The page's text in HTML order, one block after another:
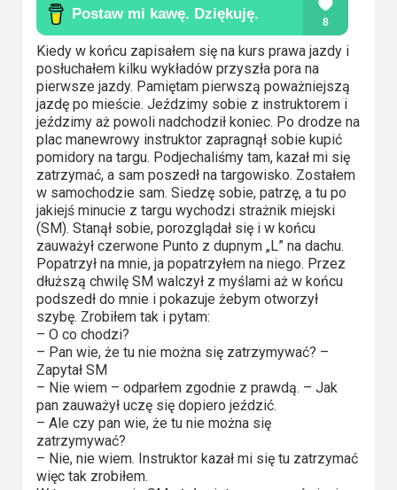
Kino
europejskie
Kino
polskie
Komedie
Korea
Południowa
Filmy
oparte
na
faktach
Thrillery
Streaming
Amazon
Prime
Kiedy w końcu zapisałem się na kurs prawa jazdy i
posłuchałem kilku wykładów przyszła pora na
pierwsze jazdy. Pamiętam pierwszą poważniejszą
jazdę po mieście. Jeździmy sobie z instruktorem i
jeździmy aż powoli nadchodził koniec. Po drodze na
plac manewrowy instruktor zapragnął sobie kupić
pomidory na targu. Podjechaliśmy tam, kazał mi się
zatrzymać, a sam poszedł na targowisko. Zostałem
w samochodzie sam. Siedzę sobie, patrzę, a tu po
jakiejś minucie z targu wychodzi strażnik miejski
(SM). Stanął sobie, porozglądał się i w końcu
zauważył czerwone Punto z dupnym „L” na dachu.
Popatrzył na mnie, ja popatrzyłem na niego. Przez
dłuższą chwilę SM walczył z myślami aż w końcu
podszedł do mnie i pokazuje żebym otworzył
szybę. Zrobiłem tak i pytam:
– O co chodzi?
– Pan wie, że tu nie można się zatrzymywać? –
Zapytał SM
– Nie wiem – odparłem zgodnie z prawdą. – Jak
pan zauważył uczę się dopiero jeździć.
– Ale czy pan wie, że tu nie można się
zatrzymywać?
– Nie, nie wiem. Instruktor kazał mi się tu zatrzymać
więc tak zrobiłem.